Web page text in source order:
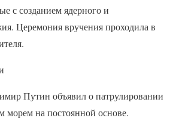
с созданием ядерного и
Церемония вручения проходила в
Путин объявил о патрулировании
на постоянной основе.